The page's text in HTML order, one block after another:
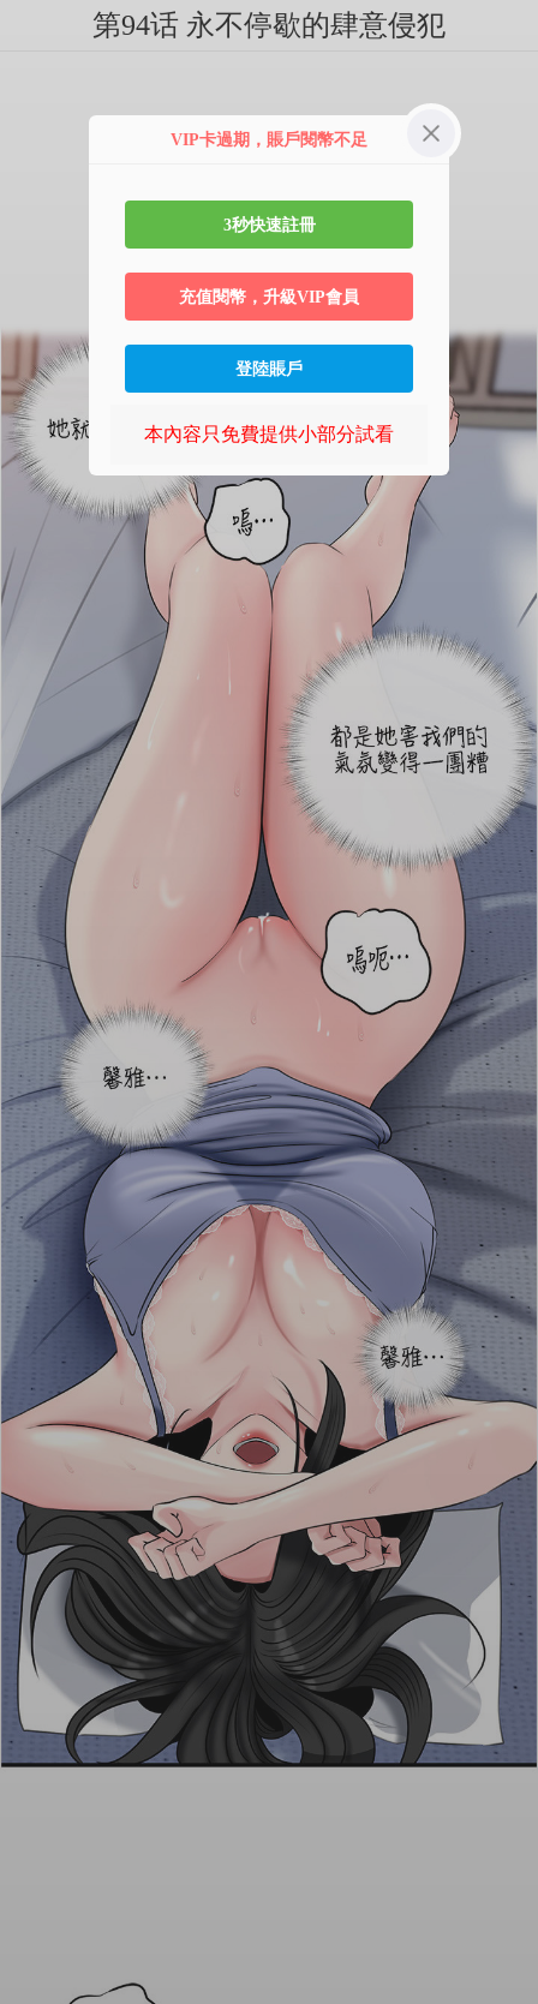
第94话 永不停歇的肆意侵犯
VIP卡過期，賬戶閱幣不足
3秒快速註冊
充值閱幣，升級VIP會員
登陸賬戶
本內容只免費提供小部分試看